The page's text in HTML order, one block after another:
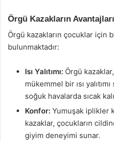
Örgü Kazakların Avantajları
Örgü kazakların çocuklar için
bulunmaktadır:
Isı Yalıtımı: Örgü
mükemmel bir ısı
soğuk havalarda sıcak
Konfor: Yumuşak iplikler
kazaklar, çocukların
giyim deneyimi sunar.